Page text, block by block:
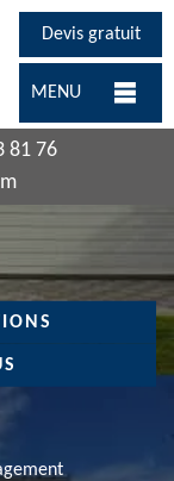
Devis gratuit
MENU
81 76